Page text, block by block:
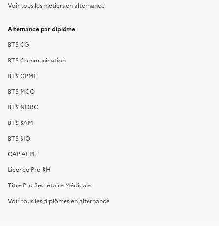
Voir tous les métiers en alternance
Alternance par diplôme
BTS CG
BTS Communication
BTS GPME
BTS MCO
BTS NDRC
BTS SAM
BTS SIO
CAP AEPE
Licence Pro RH
Titre Pro Secrétaire Médicale
Voir tous les diplômes en alternance